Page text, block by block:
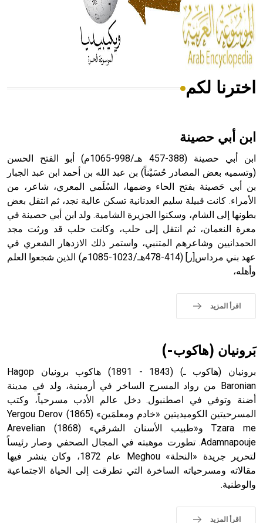
- هل تعلم أن المرجان إفراز حيواني يتكون في البحر ويتركب
من مادة كربونات الكلسيوم، وهو أحمر أو شديد الحمرة وهو
أجود أنواعه، ويمتاز بكبر الحجم ويسمى الش
هل تعلم أن الأبسيد كلمة فرنسية اللفظ تم اعتمادها مصطلحاً
- هل تعلم أن أبجر Abgar اسم معروف جيداً يعود إلى عدد من
الملوك الذين حكموا مدينة إديسا (الرها) من أبجر الأول وحتى
التاسع، وهم ينتسبون إلى أسرة أوسروين
حيث تقتصر القيمة الصوتية للعلامة الك
اخترنا لكم
ابن أبي حصينة
ابن أبي حصينة (388-457 هـ/998-1065م) أبو الفتح الحسن
(وتسميه بعض المصادر حُسَيْناً) بن عبد الله بن أحمد ابن عبد الجبار
بن أبي حَصينة بفتح الحاء وضمها، السُلَمي المعري، شاعر، من
الأمراء. كانت قبيلة سليم العدنانية تسكن عالية نجد، ثم انتقل بعض
بطونها إلى الشام، وسكنوا الجزيرة الشامية. ولد ابن أبي حصينة في
معرة النعمان، ثم انتقل إلى حلب، وكانت حلب قد ورثت مجد
الحمدانيين وشاعرهم المتنبي، واستمر ذلك الازدهار الشعري في
عهد بني مرداس[ر] (414-478هـ/1023-1085م) الذين شجعوا العلم
وأهله،
اقرأ المزيد
بَرونيان (هاكوب-)
برونيان (هاكوب ـ) (1843 - 1891) هاكوب برونيان Hagop
Baronian من رواد المسرح الساخر في أرمينية، ولد في مدينة
أضنة وتوفي في اصطنبول. دخل عالم الأدب مسرحياً، وكتب
المسرحيتين الكوميديتين «خادم ومعلمَين» (1865) Yergou Derov
Tzara me و«طبيب الأسنان الشرقي» (1868) Arevelian
Adamnapouje. تطورت موهبته في المجال الصحفي وصار رئيساً
لتحرير جريدة «النحلة» Meghou عام 1872، وكان ينشر فيها
مقالاته ومسرحياته الساخرة التي تطرقت إلى الحياة الاجتماعية
والوطنية.
اقرأ المزيد